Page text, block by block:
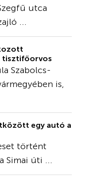
utca
...
tisztifőorvos
Szabolcs-
is,
egy autó a
történt
Simai úti ...